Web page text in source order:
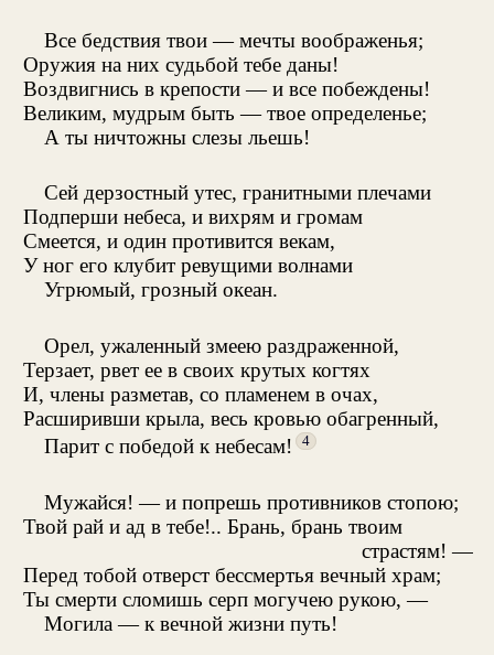
Все бедствия твои — мечты воображенья;
Оружия на них судьбой тебе даны!
Воздвигнись в крепости — и все побеждены!
Великим, мудрым быть — твое определенье;
А ты ничтожны слезы льешь!
Сей дерзостный утес, гранитными плечами
Подперши небеса, и вихрям и громам
Смеется, и один противится векам,
У ног его клубит ревущими волнами
Угрюмый, грозный океан.
Орел, ужаленный змеею раздраженной,
Терзает, рвет ее в своих крутых когтях
И, члены разметав, со пламенем в очах,
Расширивши крыла, весь кровью обагренный,
Парит с победой к небесам!
4
Мужайся! — и попрешь противников стопою;
Твой рай и ад в тебе!.. Брань, брань твоим
страстям! —
Перед тобой отверст бессмертья вечный храм;
Ты смерти сломишь серп могучею рукою, —
Могила — к вечной жизни путь!